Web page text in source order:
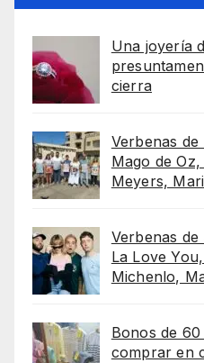
Una joyería
cierra
Verbenas de
Mago de
Meyers,
Verbenas
La Love
Michenlo,
Bonos de
comprar en